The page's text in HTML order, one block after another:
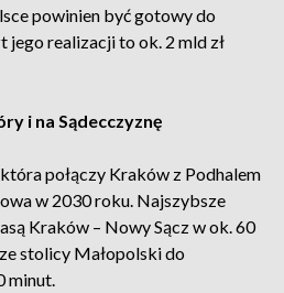
powinien być gotowy do
jego realizacji to ok. 2 mld zł
i na Sądecczyznę
połączy Kraków z Podhalem
w 2030 roku. Najszybsze
Kraków – Nowy Sącz w ok. 60
stolicy Małopolski do
minut.